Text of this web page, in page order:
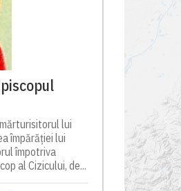
lui
împărăției lui
împotriva
al Cizicului, de...